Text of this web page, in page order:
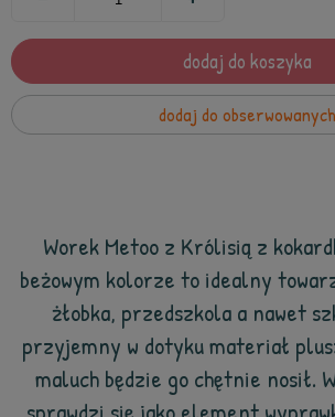
dodaj do koszyka
dodaj do obserwowanych
Worek Metoo z Królisią z
beżowym kolorze to idealny
żłobka, przedszkola a nawet
przyjemny w dotyku materiał
maluch będzie go chętnie nosił.